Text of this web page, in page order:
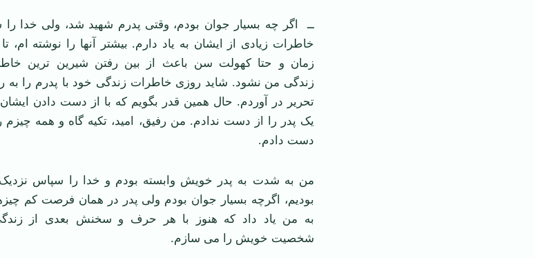
ــ اگر چه بسیار جوان بودم، وقتی پدرم شهید شد، ولی خدا را
خاطرات زیادی از ایشان به یاد دارم. بیشتر آنها را نوشته ام، تا
زمان و حتا کهولت سن باعث از بین رفتن شیرین ترین
زندگی من نشود. شاید روزی خاطرات زندگی خود با پدرم را به
تحریر در آوردم. حال همین قدر بگویم که با از دست دادن ایشان
یک پدر را از دست ندادم. من رفیق، امید، تکیه گاه و همه چیزم
دست دادم.
من به شدت به پدر خویش وابسته بودم و خدا را سپاس
بودیم، اگرچه بسیار جوان بودم ولی پدر در همان فرصت کم
به من یاد داد که هنوز با هر حرف و سخنش بعدی از
شخصیت خویش را می سازم.